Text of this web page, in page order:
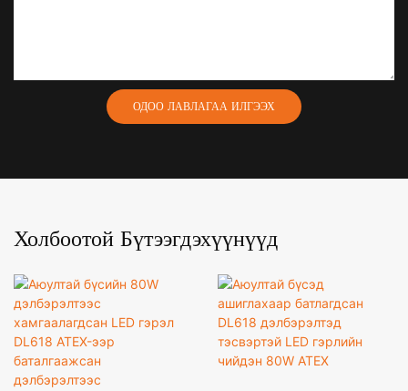
ОДОО ЛАВЛАГАА ИЛГЭЭХ
Холбоотой Бүтээгдэхүүнүүд